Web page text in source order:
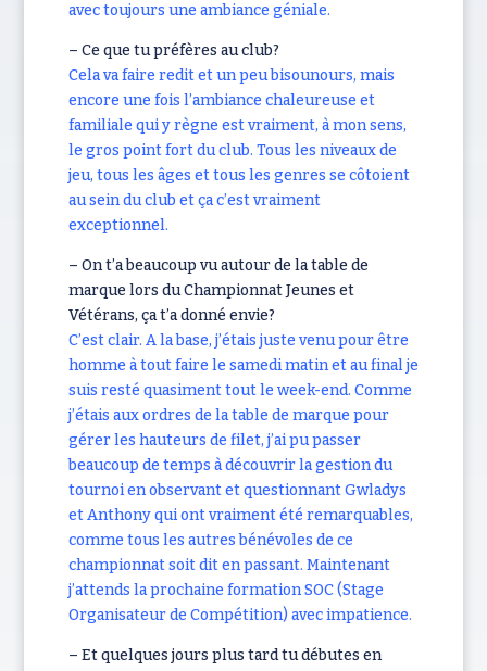
avec toujours une ambiance géniale.
– Ce que tu préfères au club?
Cela va faire redit et un peu bisounours, mais
encore une fois l’ambiance chaleureuse et
familiale qui y règne est vraiment, à mon sens,
le gros point fort du club. Tous les niveaux de
jeu, tous les âges et tous les genres se côtoient
au sein du club et ça c’est vraiment
exceptionnel.
– On t’a beaucoup vu autour de la table de
marque lors du Championnat Jeunes et
Vétérans, ça t’a donné envie?
C’est clair. A la base, j’étais juste venu pour être
homme à tout faire le samedi matin et au final je
suis resté quasiment tout le week-end. Comme
j’étais aux ordres de la table de marque pour
gérer les hauteurs de filet, j’ai pu passer
beaucoup de temps à découvrir la gestion du
tournoi en observant et questionnant Gwladys
et Anthony qui ont vraiment été remarquables,
comme tous les autres bénévoles de ce
championnat soit dit en passant. Maintenant
j’attends la prochaine formation SOC (Stage
Organisateur de Compétition) avec impatience.
– Et quelques jours plus tard tu débutes en